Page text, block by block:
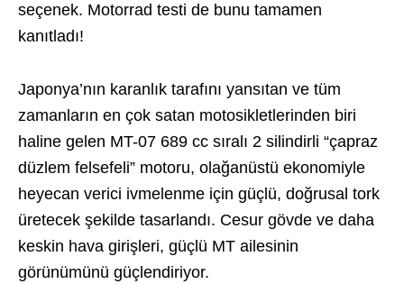
seçenek. Motorrad testi de bunu tamamen
kanıtladı!
Japonya’nın karanlık tarafını yansıtan ve tüm
zamanların en çok satan motosikletlerinden biri
haline gelen MT-07 689 cc sıralı 2 silindirli “çapraz
düzlem felsefeli” motoru, olağanüstü ekonomiyle
heyecan verici ivmelenme için güçlü, doğrusal tork
üretecek şekilde tasarlandı. Cesur gövde ve daha
keskin hava girişleri, güçlü MT ailesinin
görünümünü güçlendiriyor.